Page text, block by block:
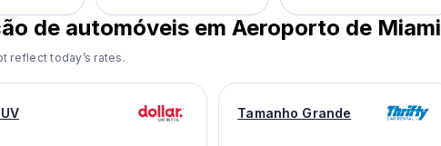
de automóveis em Aeroporto de Miami
reflect today’s rates.
Tamanho Grande